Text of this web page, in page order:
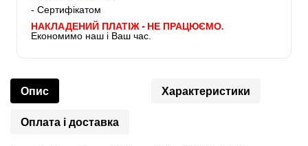
- Сертифікатом
НАКЛАДЕНИЙ ПЛАТІЖ - НЕ ПРАЦЮЄМО.
Економимо наш і Ваш час.
Опис Характеристики
Оплата і доставка